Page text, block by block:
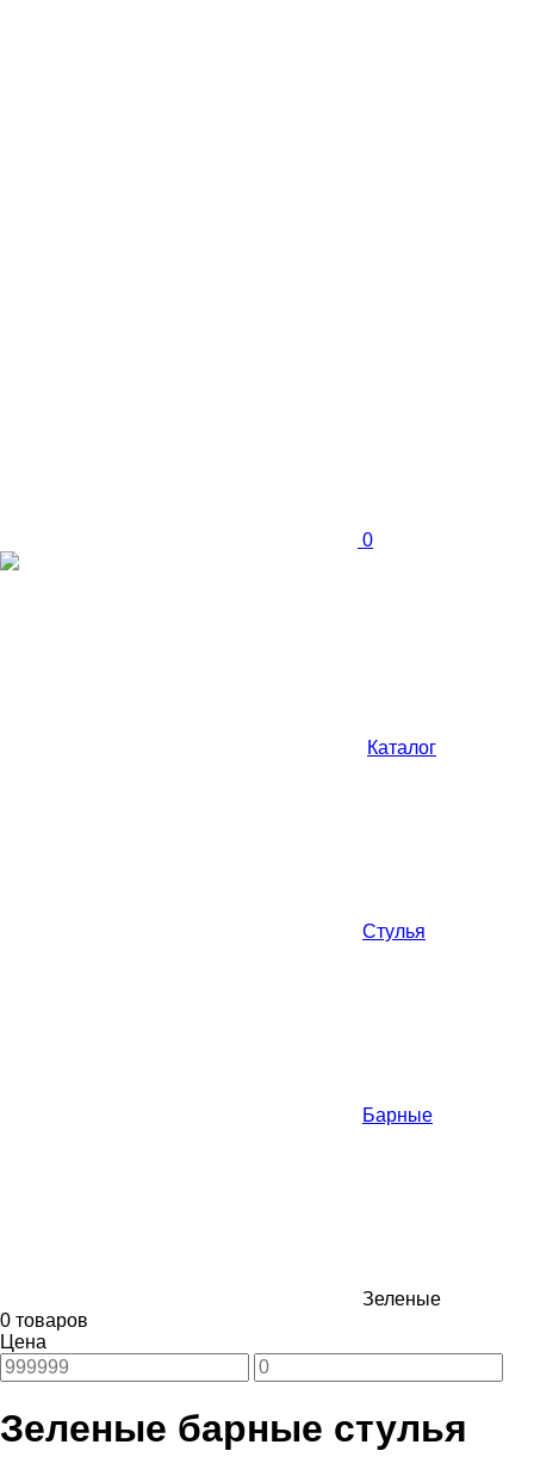
0
Каталог
Стулья
Барные
Зеленые
0 товаров
Цена
Зеленые барные стулья